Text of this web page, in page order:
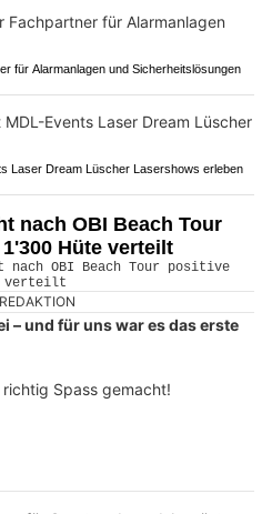
für Alarmanlagen und Sicherheitslösungen
Laser Dream Lüscher Lasershows erleben
nach OBI Beach Tour
Hüte verteilt
– und für uns war es das erste
richtig Spass gemacht!